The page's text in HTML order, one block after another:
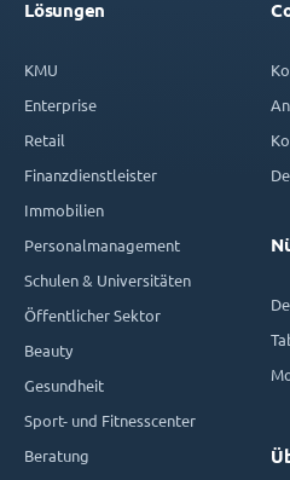
Lösungen
KMU
Enterprise
Retail
Finanzdienstleister
Immobilien
Personalmanagement
Schulen & Universitäten
Öffentlicher Sektor
Beauty
Gesundheit
Sport- und Fitnesscenter
Beratung